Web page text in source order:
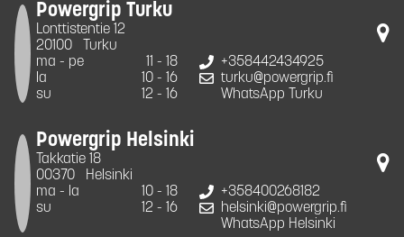
Powergrip Turku
Lonttistentie 12
20100
Turku
ma - pe
11 - 18
la
10 - 16
su
12 - 16
+358442434925
turku@powergrip.fi
WhatsApp Turku
Powergrip Helsinki
Takkatie 18
00370
Helsinki
ma - la
10 - 18
su
12 - 16
+358400268182
helsinki@powergrip.fi
WhatsApp Helsinki